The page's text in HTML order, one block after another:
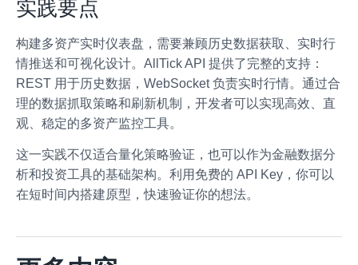
实践要点
构建多资产实时仪表盘，需要兼顾历史数据获取、实时行
情推送和可视化设计。AllTick API 提供了完整的支持：
REST 用于历史数据，WebSocket 负责实时行情。通过合
理的数据抓取策略和刷新机制，开发者可以实现高效、直
观、稳定的多资产监控工具。
这一实践不仅适合量化策略验证，也可以作为金融数据分
析和投资工具的基础架构。利用免费的 API Key，你可以
在短时间内搭建原型，快速验证你的想法。